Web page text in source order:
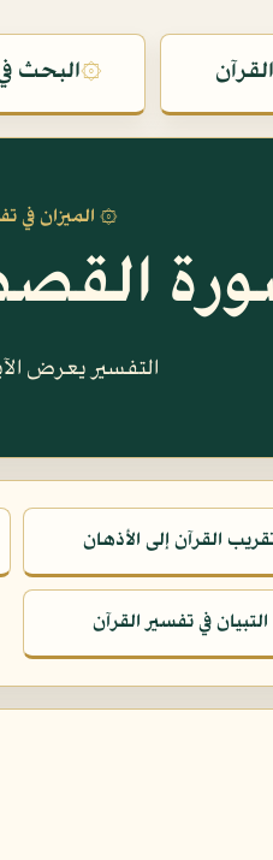
۞البحث
۞ الميزان في
التفسير يعرض الآيات ٥٧
القرآن إلى الأذهان
التبيان في تفسير القرآن